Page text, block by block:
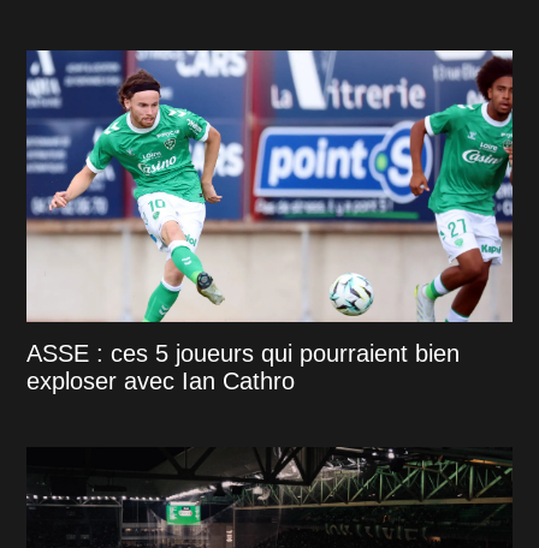
ASSE : ces 5 joueurs qui pourraient bien
exploser avec Ian Cathro